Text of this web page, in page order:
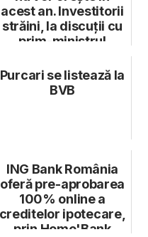
acest an. Investitorii
străini, la discuții cu
prim-ministrul
Purcari se listează la
BVB
ING Bank România
oferă pre-aprobarea
100% online a
creditelor ipotecare,
prin Home'Bank